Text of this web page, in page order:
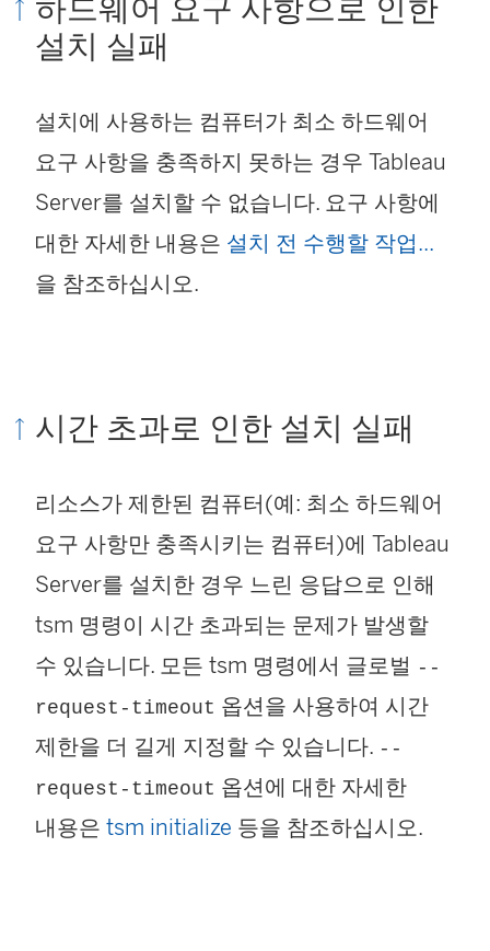
하드웨어 요구 사항으로 인한
설치 실패
설치에 사용하는 컴퓨터가 최소 하드웨어
요구 사항을 충족하지 못하는 경우 Tableau
Server를 설치할 수 없습니다. 요구 사항에
대한 자세한 내용은 설치 전 수행할 작업...
을 참조하십시오.
시간 초과로 인한 설치 실패
리소스가 제한된 컴퓨터(예: 최소 하드웨어
요구 사항만 충족시키는 컴퓨터)에 Tableau
Server를 설치한 경우 느린 응답으로 인해
tsm 명령이 시간 초과되는 문제가 발생할
수 있습니다. 모든 tsm 명령에서 글로벌 --
request-timeout 옵션을 사용하여 시간
제한을 더 길게 지정할 수 있습니다. --
request-timeout 옵션에 대한 자세한
내용은 tsm initialize 등을 참조하십시오.